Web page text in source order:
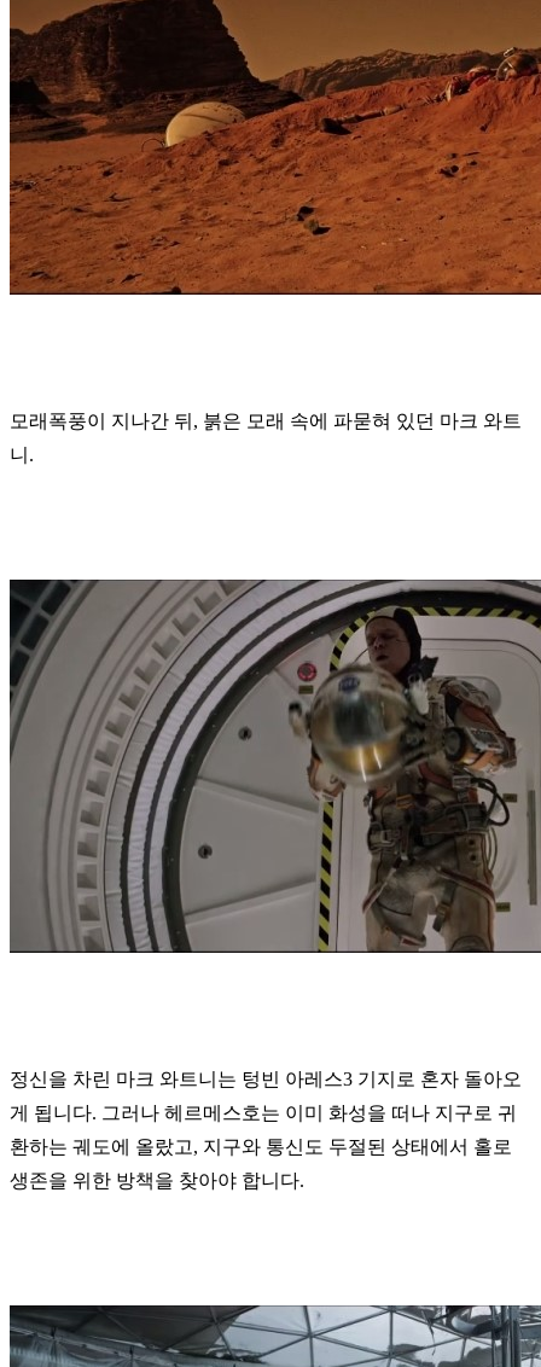
모래폭풍이 지나간 뒤, 붉은 모래 속에 파묻혀 있던 마크 와트
니.
정신을 차린 마크 와트니는 텅빈 아레스3 기지로 혼자 돌아오
게 됩니다. 그러나 헤르메스호는 이미 화성을 떠나 지구로 귀
환하는 궤도에 올랐고, 지구와 통신도 두절된 상태에서 홀로
생존을 위한 방책을 찾아야 합니다.